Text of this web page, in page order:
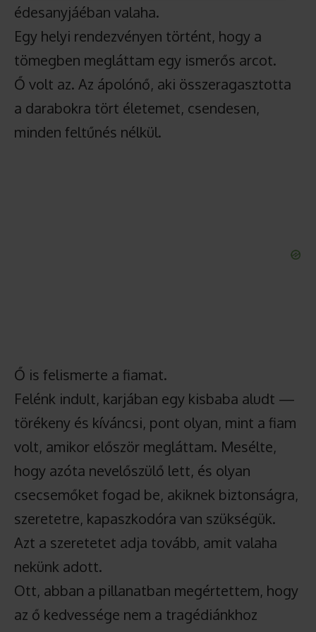
édesanyjáéban valaha.
Egy helyi rendezvényen történt, hogy a
tömegben megláttam egy ismerős arcot.
Ő volt az. Az ápolónő, aki összeragasztotta
a darabokra tört életemet, csendesen,
minden feltűnés nélkül.
Ő is felismerte a fiamat.
Felénk indult, karjában egy kisbaba aludt —
törékeny és kíváncsi, pont olyan, mint a fiam
volt, amikor először megláttam. Mesélte,
hogy azóta nevelőszülő lett, és olyan
csecsemőket fogad be, akiknek biztonságra,
szeretetre, kapaszkodóra van szükségük.
Azt a szeretetet adja tovább, amit valaha
nekünk adott.
Ott, abban a pillanatban megértettem, hogy
az ő kedvessége nem a tragédiánkhoz